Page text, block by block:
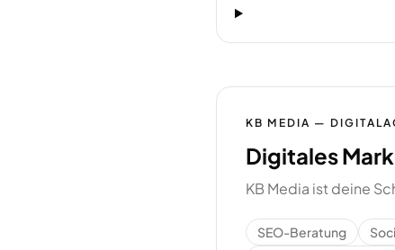
KB MEDIA —
Digitales
KB Media ist deine
SEO-Beratung